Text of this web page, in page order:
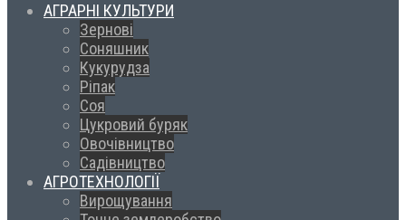
АГРАРНІ КУЛЬТУРИ
Зернові
Соняшник
Кукурудза
Ріпак
Соя
Цукровий буряк
Овочівництво
Садівництво
АГРОТЕХНОЛОГІЇ
Вирощування